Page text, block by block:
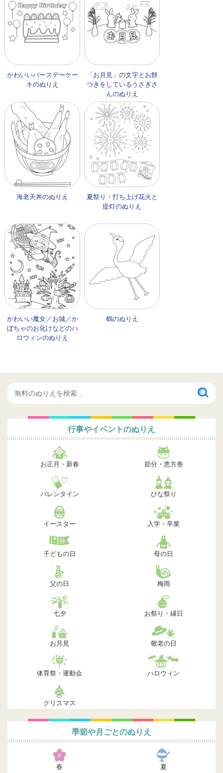
かわいいバースデーケー
キのぬりえ
「お月見」の文字とお餅
つきをしているうさぎさ
んのぬりえ
海老天丼のぬりえ
夏祭り・打ち上げ花火と
提灯のぬりえ
かわいい魔女／お城／か
ぼちゃのお化けなどのハ
ロウィンのぬりえ
鶴のぬりえ
行事やイベントのぬりえ
お正月・新春 節分・恵方巻
バレンタイン ひな祭り
イースター 入学・卒業
子どもの日 母の日
父の日 梅雨
七夕 お祭り・縁日
お月見 敬老の日
体育祭・運動会 ハロウィン
クリスマス
季節や月ごとのぬりえ
春 夏